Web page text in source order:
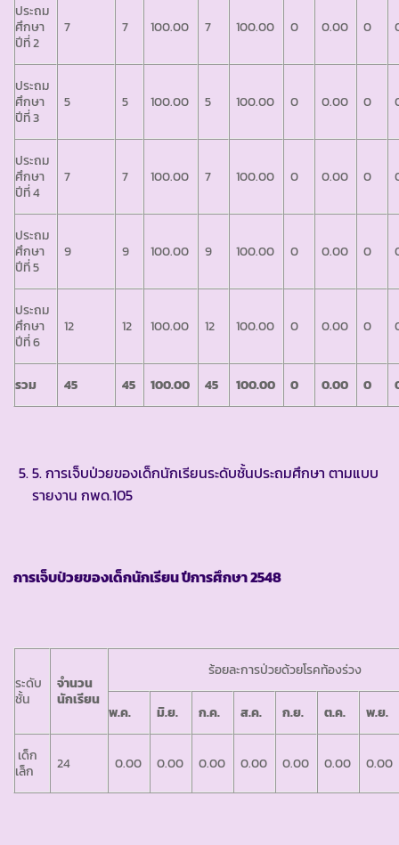
ประถม
ศึกษา
ปีที่ 2
7 7 100.00 7 100.00 0 0.00 0
ประถม
ศึกษา
ปีที่ 3
5 5 100.00 5 100.00 0 0.00 0
ประถม
ศึกษา
ปีที่ 4
7 7 100.00 7 100.00 0 0.00 0
ประถม
ศึกษา
ปีที่ 5
9 9 100.00 9 100.00 0 0.00 0
ประถม
ศึกษา
ปีที่ 6
12 12 100.00 12 100.00 0 0.00 0
รวม 45 45 100.00 45 100.00 0 0.00 0
5. การเจ็บป่วยของเด็กนักเรียนระดับชั้นประถมศึกษา ตามแบบ
รายงาน กพด.105
การเจ็บป่วยของเด็กนักเรียน ปีการศึกษา 2548
ระดับ
ชั้น
จำนวน
นักเรียน
ร้อยละการป่วยด้วยโรคท้องร่วง
พ.ค. มิ.ย. ก.ค. ส.ค. ก.ย. ต.ค. พ.ย.
เด็ก
เล็ก
24 0.00 0.00 0.00 0.00 0.00 0.00 0.00